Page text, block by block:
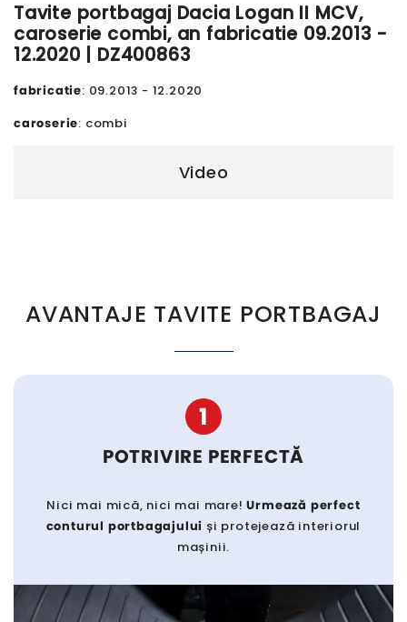
Tavite portbagaj Dacia Logan II MCV,
caroserie combi, an fabricatie 09.2013 -
12.2020 | DZ400863
fabricatie: 09.2013 - 12.2020
caroserie: combi
Video
AVANTAJE TAVITE PORTBAGAJ
1
POTRIVIRE PERFECTĂ
Nici mai mică, nici mai mare!Urmează perfect
conturul portbagajului și protejează interiorul
mașinii.